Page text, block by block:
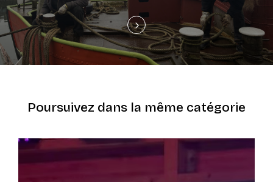
Poursuivez dans la même catégorie